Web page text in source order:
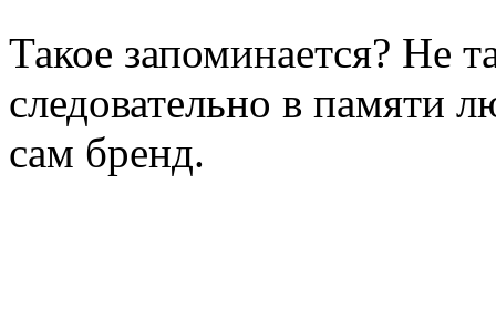
Такое запоминается? Не
следовательно в памяти
сам бренд.